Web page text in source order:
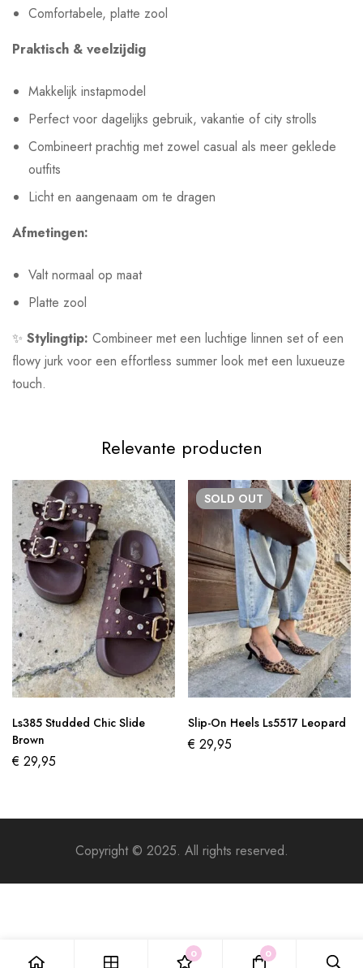
Comfortabele, platte zool
Praktisch & veelzijdig
Makkelijk instapmodel
Perfect voor dagelijks gebruik, vakantie of city strolls
Combineert prachtig met zowel casual als meer geklede
outfits
Licht en aangenaam om te dragen
Afmetingen:
Valt normaal op maat
Platte zool
✨ Stylingtip: Combineer met een luchtige linnen set of een
flowy jurk voor een effortless summer look met een luxueuze
touch.
Relevante producten
Ls385 Studded Chic Slide
Brown
€ 29,95
SOLD OUT
Slip-On Heels Ls5517 Leopard
€ 29,95
Copyright © 2025. All rights reserved.
0 0